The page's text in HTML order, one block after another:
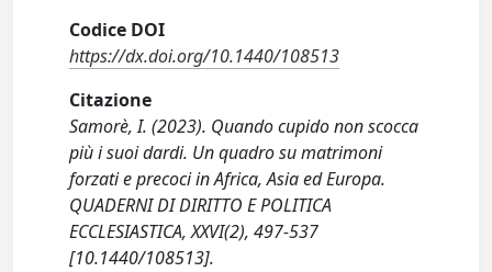
Codice DOI
https://dx.doi.org/10.1440/108513
Citazione
Samorè, I. (2023). Quando cupido non scocca
più i suoi dardi. Un quadro su matrimoni
forzati e precoci in Africa, Asia ed Europa.
QUADERNI DI DIRITTO E POLITICA
ECCLESIASTICA, XXVI(2), 497-537
[10.1440/108513].